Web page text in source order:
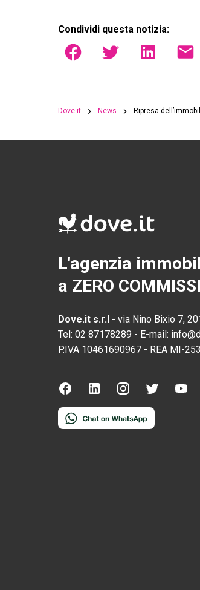
Condividi questa notizia:
Dove.it News Ripresa
L'agenzia
a ZERO
Dove.it s.r.l - via Nino Bixio 7,
Tel: 02 87178289 - E-mail:
P.IVA 10461690967 - REA MI-